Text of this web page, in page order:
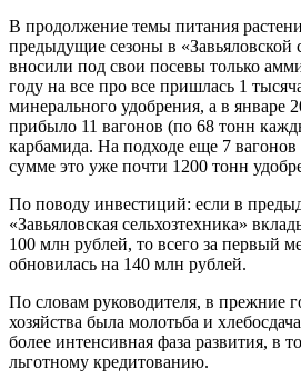
В продолжение темы питания
предыдущие сезоны в «Завьяловской
вносили под свои посевы только
году на все про все пришлась 1
минерального удобрения, а в январе
прибыло 11 вагонов (по 68 тонн
карбамида. На подходе еще 7
сумме это уже почти 1200 тонн
По поводу инвестиций: если в
«Завьяловская сельхозтехника»
100 млн рублей, то всего за первый
обновилась на 140 млн рублей.
По словам руководителя, в прежние
хозяйства была молотьба и
более интенсивная фаза развития, в
льготному кредитованию.